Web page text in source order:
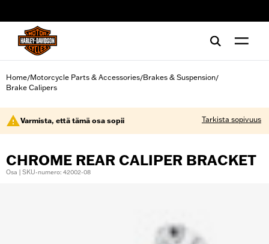
Home/Motorcycle Parts & Accessories/Brakes & Suspension/
Brake Calipers
Varmista, että tämä osa sopii Tarkista sopivuus
CHROME REAR CALIPER BRACKET
Osa | SKU-numero: 42002-08